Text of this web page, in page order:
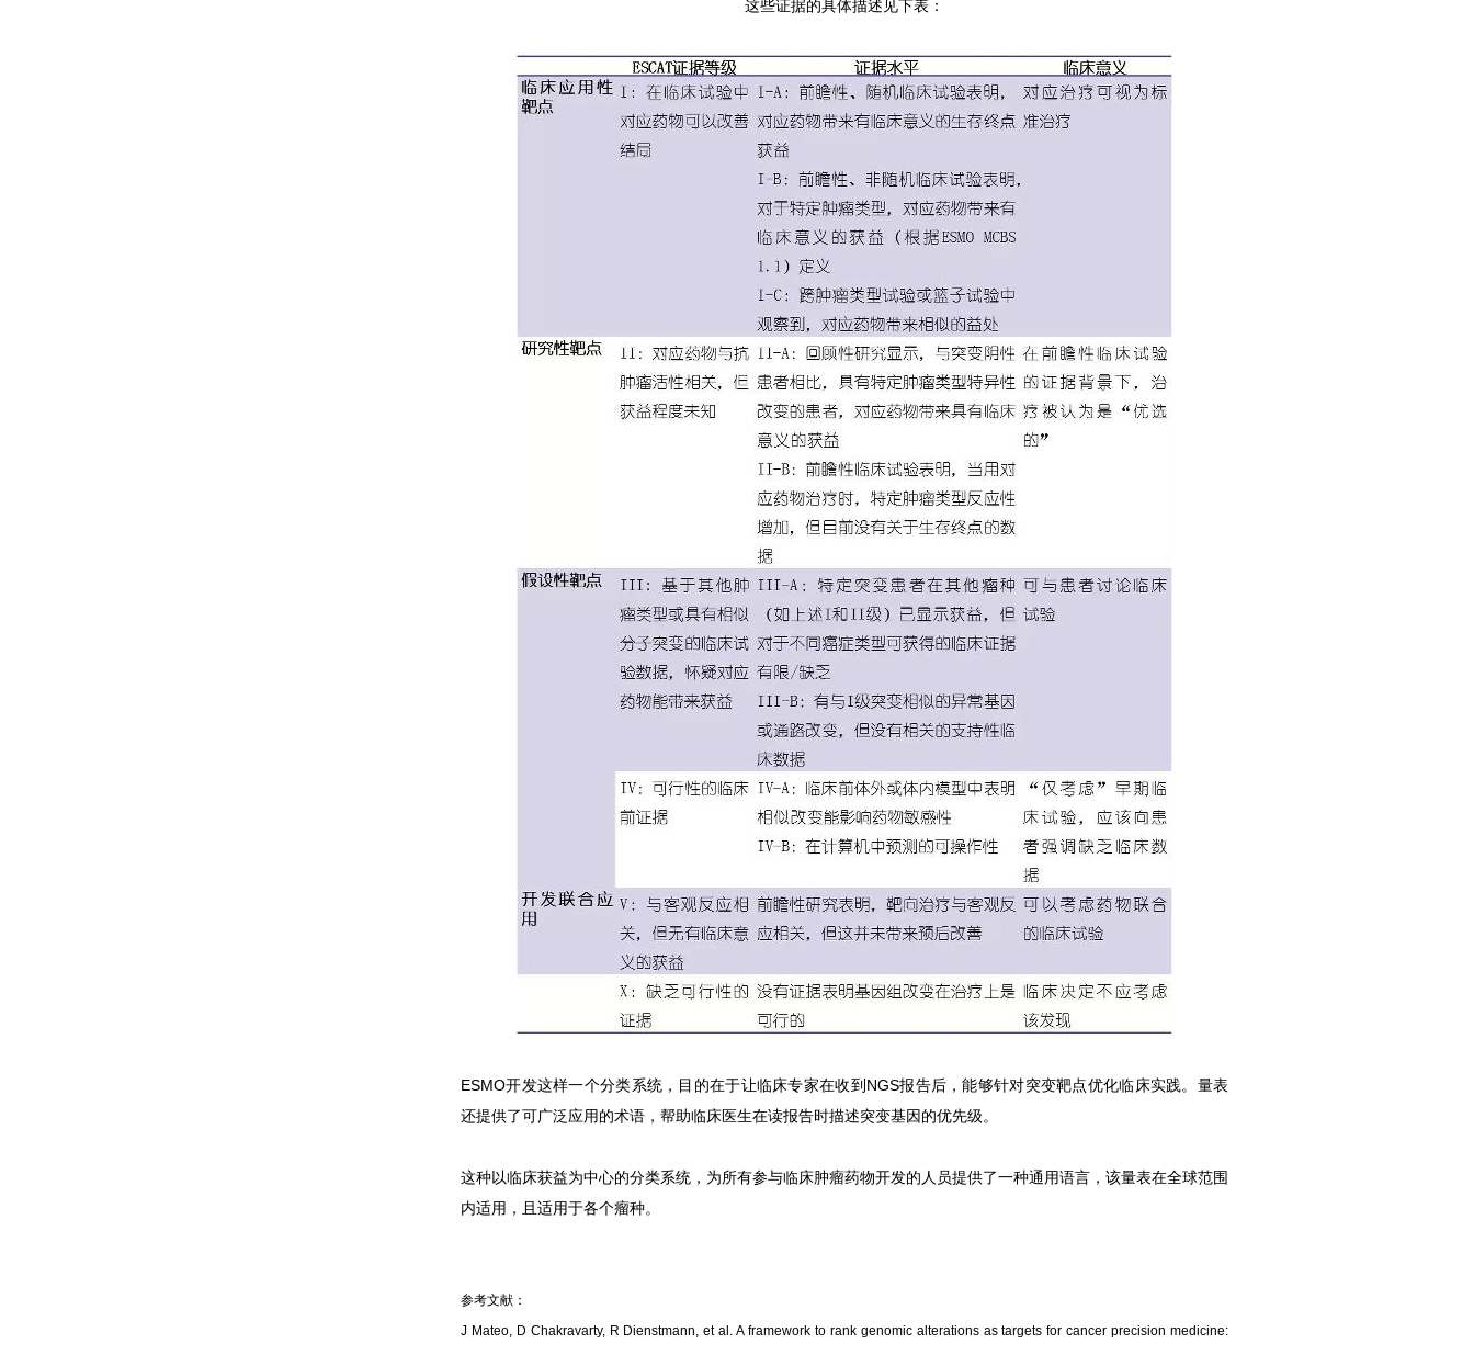
这些证据的具体描述见下表：
ESMO开发这样一个分类系统，目的在于让临床专家在收到NGS报告后，能够针对突变靶点优化临床实践。量表
还提供了可广泛应用的术语，帮助临床医生在读报告时描述突变基因的优先级。
这种以临床获益为中心的分类系统，为所有参与临床肿瘤药物开发的人员提供了一种通用语言，该量表在全球范围
内适用，且适用于各个瘤种。
参考文献：
J Mateo, D Chakravarty, R Dienstmann, et al. A framework to rank genomic alterations as targets for cancer precision medicine: